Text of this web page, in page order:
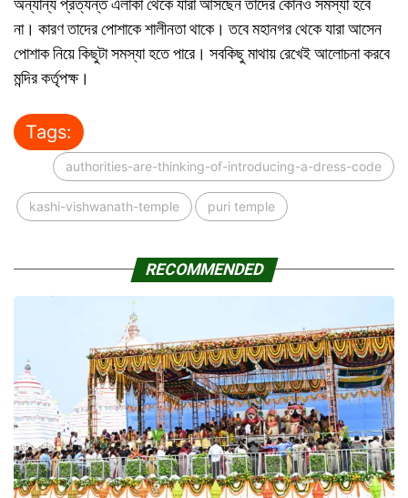
অন্যান্য প্রত্যন্ত এলাকা থেকে যারা আসছেন তাদের কোনও সমস্যা হবে
না। কারণ তাদের পোশাকে শালীনতা থাকে। তবে মহানগর থেকে যারা আসেন
পোশাক নিয়ে কিছুটা সমস্যা হতে পারে। সবকিছু মাথায় রেখেই আলোচনা করবে
মন্দির কর্তৃপক্ষ।
Tags:
authorities-are-thinking-of-introducing-a-dress-code
kashi-vishwanath-temple puri temple
RECOMMENDED